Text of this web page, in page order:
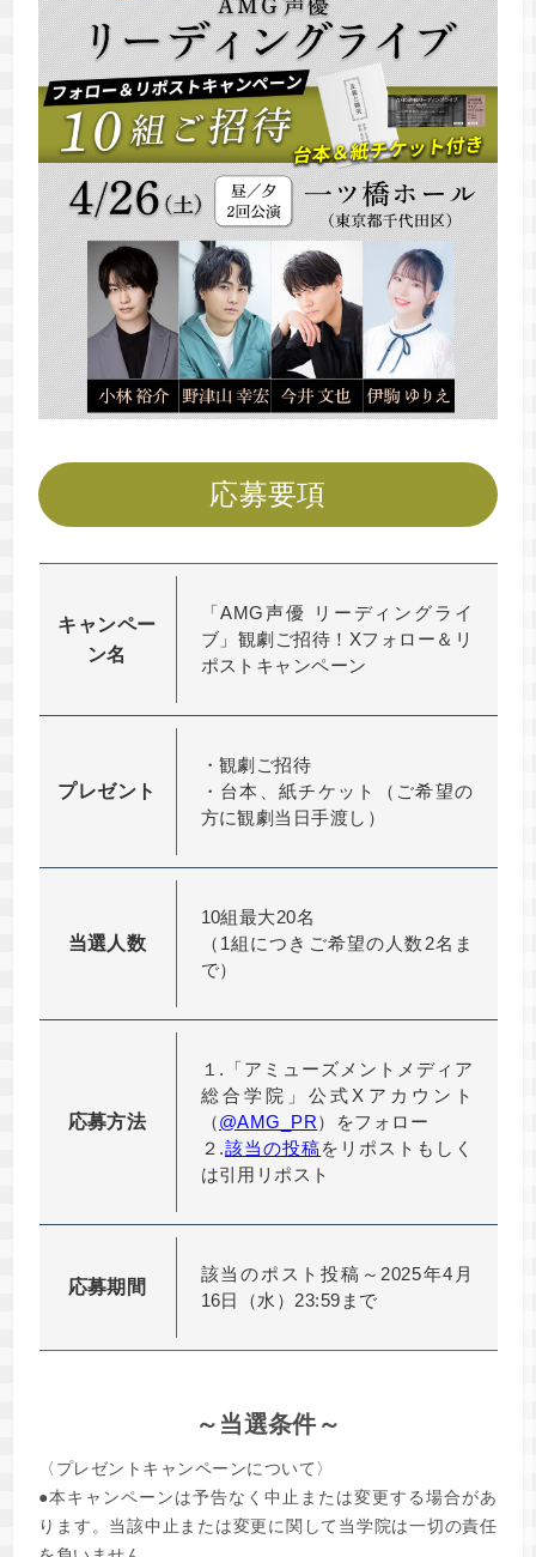
応募要項
キャンペー
ン名
「AMG声優 リーディングライ
ブ」観劇ご招待！Xフォロー＆リ
ポストキャンペーン
プレゼント
・観劇ご招待
・台本、紙チケット（ご希望の
方に観劇当日手渡し）
当選人数
10組最大20名
（1組につきご希望の人数2名ま
で）
応募方法
１.「アミューズメントメディア
総合学院」公式Xアカウント
（@AMG_PR）をフォロー
２.該当の投稿をリポストもしく
は引用リポスト
応募期間
該当のポスト投稿～2025年4月
16日（水）23:59まで
～当選条件～
〈プレゼントキャンペーンについて〉
●本キャンペーンは予告なく中止または変更する場合があ
ります。当該中止または変更に関して当学院は一切の責任